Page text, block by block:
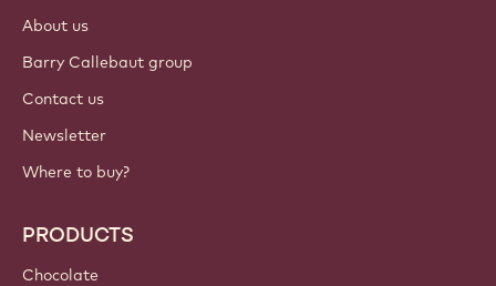
About us
Barry Callebaut group
Contact us
Newsletter
Where to buy?
PRODUCTS
Chocolate